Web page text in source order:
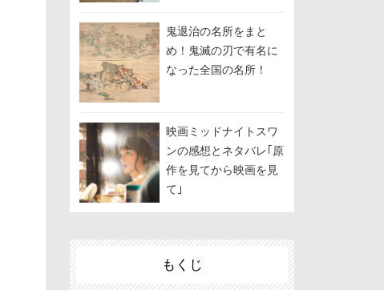
鬼退治の名所をまと
め！鬼滅の刃で有名に
なった全国の名所！
映画ミッドナイトスワ
ンの感想とネタバレ｢原
作を見てから映画を見
て｣
もくじ